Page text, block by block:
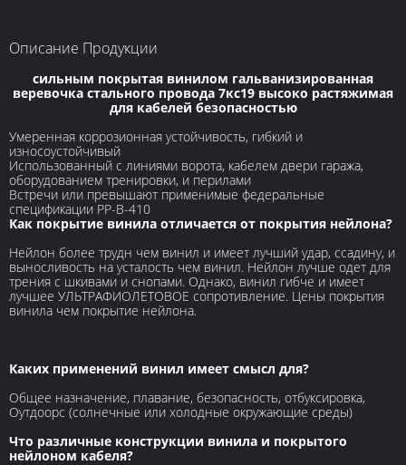
Описание Продукции
сильным покрытая винилом гальванизированная
веревочка стального провода 7кс19 высоко растяжимая
для кабелей безопасностью
Умеренная коррозионная устойчивость, гибкий и
износоустойчивый
Использованный с линиями ворота, кабелем двери гаража,
оборудованием тренировки, и перилами
Встречи или превышают применимые федеральные
спецификации РР-В-410
Как покрытие винила отличается от покрытия нейлона?
Нейлон более трудн чем винил и имеет лучший удар, ссадину, и
выносливость на усталость чем винил. Нейлон лучше одет для
трения с шкивами и снопами. Однако, винил гибче и имеет
лучшее УЛЬТРАФИОЛЕТОВОЕ сопротивление. Цены покрытия
винила чем покрытие нейлона.
Каких применений винил имеет смысл для?
Общее назначение, плавание, безопасность, отбуксировка,
Оутдоорс (солнечные или холодные окружающие среды)
Что различные конструкции винила и покрытого
нейлоном кабеля?